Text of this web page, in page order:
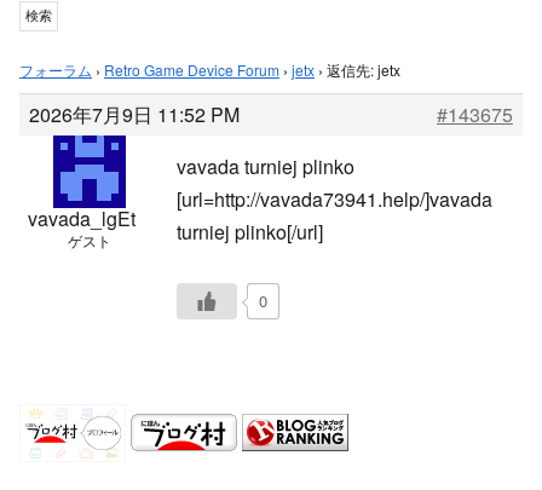
フォーラム › Retro Game Device Forum › jetx › 返信先: jetx
2026年7月9日 11:52 PM #143675
vavada_lgEt
ゲスト
vavada turniej plinko
[url=http://vavada73941.help/]vavada
turniej plinko[/url]
0